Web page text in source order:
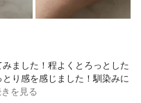
ました！程よくとろっとした
り感を感じました！馴染みに
を見る